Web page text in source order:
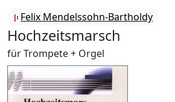
Felix Mendelssohn-Bartholdy
Hochzeitsmarsch
für Trompete + Orgel